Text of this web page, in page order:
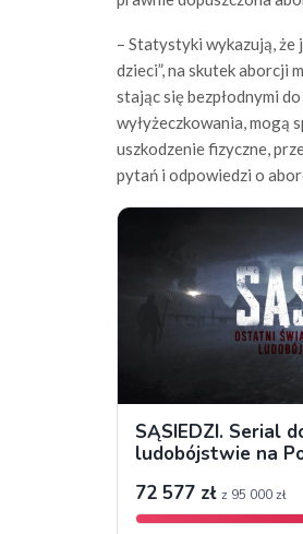
– Statystyki wykazują, że
dzieci”, na skutek aborcji
stając się bezpłodnymi
wyłyżeczkowania, mogą
uszkodzenie fizyczne,
pytań i odpowiedzi o